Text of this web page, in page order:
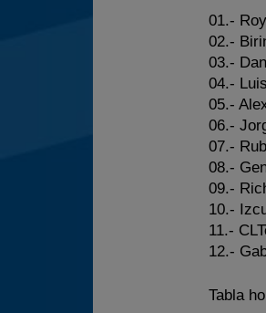
01.-
02.-
03.-
04.-
05.-
06.-
07.-
08.-
09.-
10.-
11.-
12.-
Tabla